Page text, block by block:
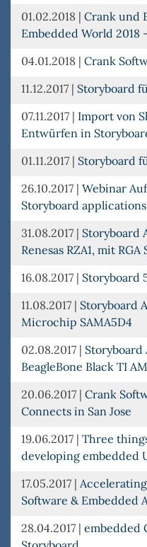
01.02.2018 | Crank und
Embedded World 2018
04.01.2018 | Crank
11.12.2017 | Storyboard
07.11.2017 | Import von
Entwürfen in
01.11.2017 | Storyboard
26.10.2017 | Webinar
Storyboard
31.08.2017 | Storyboard
Renesas RZA1, mit
16.08.2017 | Storyboard
11.08.2017 | Storyboard
Microchip SAMA5D4
02.08.2017 |
BeagleBone Black TI
20.06.2017 | Crank
Connects in San Jose
19.06.2017 | Three
developing embedded
17.05.2017 |
Software & Embedded
28.04.2017 | embedded